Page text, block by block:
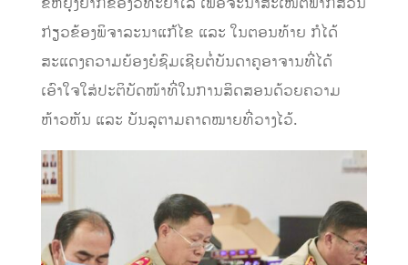
ກ່ຽວຂ້ອງພິຈາລະນາແກ້ໄຂ ແລະ ໃນຕອນທ້າຍ ກໍໄດ້
ສະແດງຄວາມຍ້ອງຍໍຊົມເຊີຍຕໍ່ບັນດາຄູອາຈານທີ່ໄດ້
ເອົາໃຈໃສ່ປະຕິບັດໜ້າທີ່ໃນການສິດສອນດ້ວຍຄວາມ
ຫ້າວຫັນ ແລະ ບັນລຸຕາມຄາດໝາຍທີ່ວາງໄວ້.